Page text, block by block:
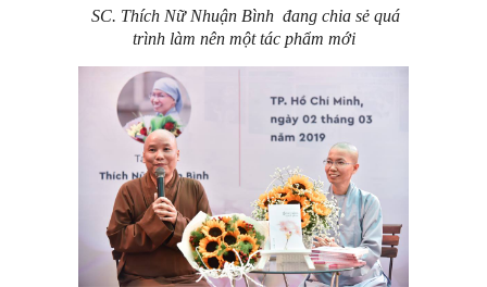
SC. Thích Nữ Nhuận Bình đang chia sẻ quá
trình làm nên một tác phẩm mới